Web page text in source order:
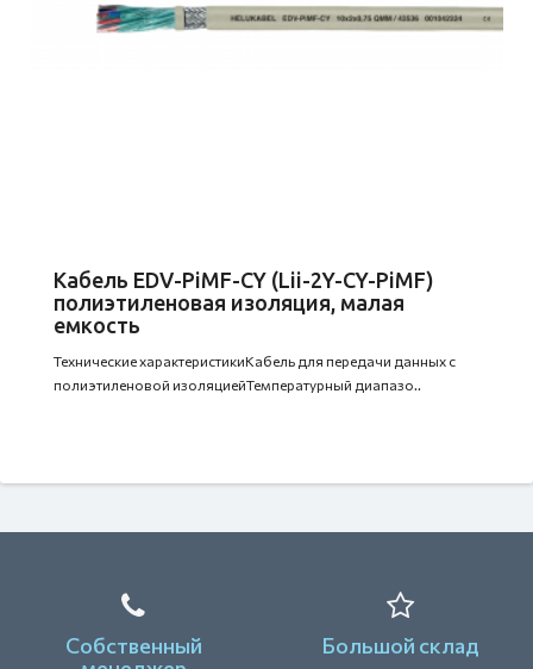
Кабель EDV-PiMF-CY (Lii-2Y-CY-PiMF)
полиэтиленовая изоляция, малая
емкость
Технические характеристикиКабель для передачи данных с
полиэтиленовой изоляциейТемпературный диапазо..
Собственный
Большой склад